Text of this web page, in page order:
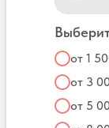
от 1
от 3
от 5